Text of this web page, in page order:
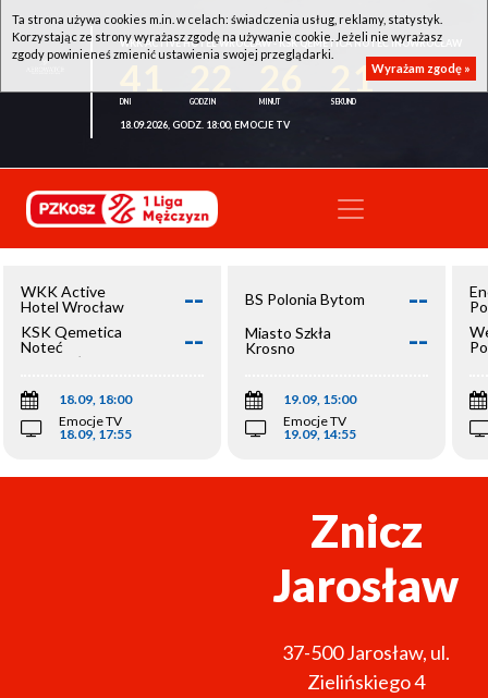
WKK ACTIVE HOTEL WROCŁAW - KSK QEMETICA NOTEĆ INOWROCŁAW
20
18.09.2026, GODZ. 18:00, EMOCJE TV
WKK Active
Hotel Wrocław
--
KSK Qemetica
Noteć
Inowrocław
--
18.09, 18:00
Emocje TV
18.09, 17:55
BS Polonia Bytom --
Miasto Szkła
Krosno
--
19.09, 15:00
Emocje TV
19.09, 14:55
Znicz
Jarosław
37-500Jarosław, ul.
Zielińskiego 4
Ta strona używa cookies m.in. w celach: świadczenia usług, reklamy, statystyk.
Korzystając ze strony wyrażasz zgodę na używanie cookie. Jeżeli nie wyrażasz
zgody powinieneś zmienić ustawienia swojej przeglądarki.
Wyrażam zgodę »